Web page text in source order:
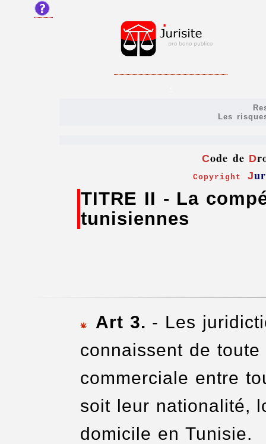
Les
Code de D
Copyright J
TITRE II - La
tunisiennes
Art 3. - Les
connaissent de
commerciale entre
soit leur nationalité,
domicile en Tunisie.